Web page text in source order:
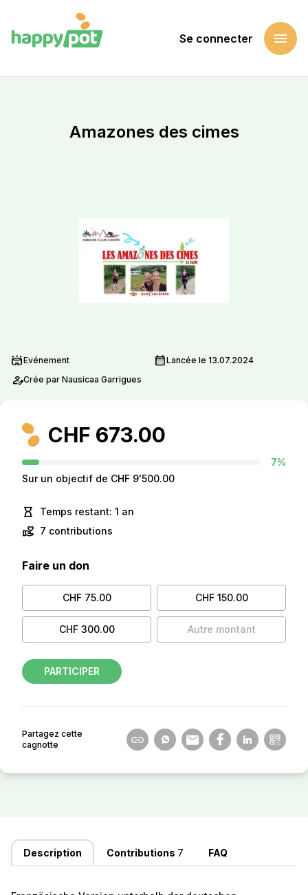
Se connecter menu
Amazones des cimes
stadiumEvénement calendar_monthLancée le 13.07.2024
person_editCrée par Nausicaa Garrigues
CHF 673.00
7%
Sur un objectif de CHF 9'500.00
hourglass_empty Temps restant: 1 an
volunteer_activism 7 contributions
Faire un don
CHF 75.00 CHF 150.00
CHF 300.00 Autre montant
PARTICIPER
Partagez cette
cagnotte
Description Contributions 7 FAQ